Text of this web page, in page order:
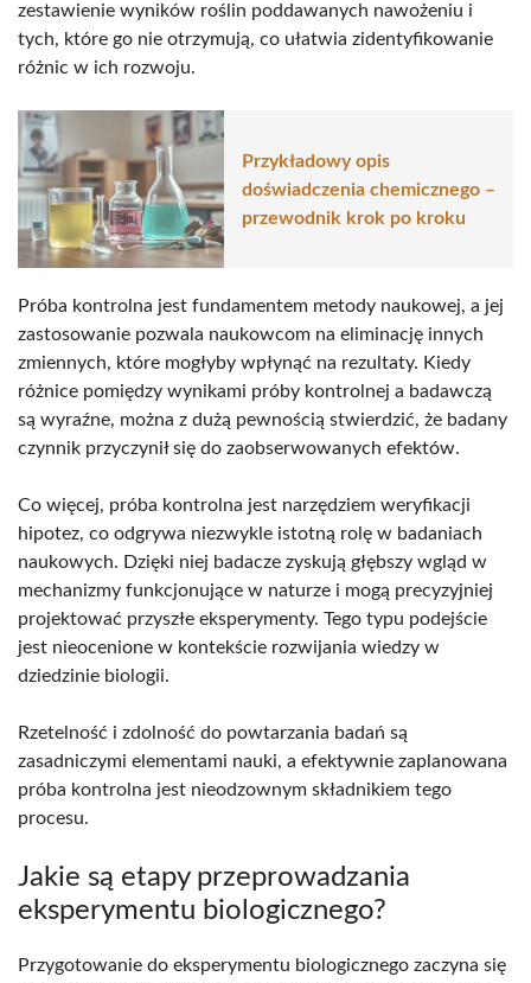
zestawienie wyników roślin poddawanych nawożeniu i
tych, które go nie otrzymują, co ułatwia zidentyfikowanie
różnic w ich rozwoju.
Przykładowy opis
doświadczenia chemicznego –
przewodnik krok po kroku
Próba kontrolna jest fundamentem metody naukowej, a jej
zastosowanie pozwala naukowcom na eliminację innych
zmiennych, które mogłyby wpłynąć na rezultaty. Kiedy
różnice pomiędzy wynikami próby kontrolnej a badawczą
są wyraźne, można z dużą pewnością stwierdzić, że badany
czynnik przyczynił się do zaobserwowanych efektów.
Co więcej, próba kontrolna jest narzędziem weryfikacji
hipotez, co odgrywa niezwykle istotną rolę w badaniach
naukowych. Dzięki niej badacze zyskują głębszy wgląd w
mechanizmy funkcjonujące w naturze i mogą precyzyjniej
projektować przyszłe eksperymenty. Tego typu podejście
jest nieocenione w kontekście rozwijania wiedzy w
dziedzinie biologii.
Rzetelność i zdolność do powtarzania badań są
zasadniczymi elementami nauki, a efektywnie zaplanowana
próba kontrolna jest nieodzownym składnikiem tego
procesu.
Jakie są etapy przeprowadzania
eksperymentu biologicznego?
Przygotowanie do eksperymentu biologicznego zaczyna się